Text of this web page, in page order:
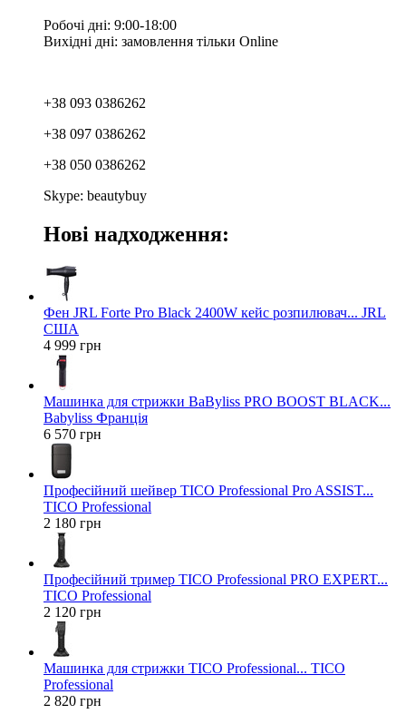
Робочі дні: 9:00-18:00
Вихідні дні: замовлення тільки Online
+38 093 0386262
+38 097 0386262
+38 050 0386262
Skype: beautybuy
Нові надходження:
Фен JRL Forte Pro Black 2400W кейс розпилювач... JRL
США
4 999 грн
Машинка для стрижки BaByliss PRO BOOST BLACK...
Babyliss Франція
6 570 грн
Професійний шейвер TICO Professional Pro ASSIST...
TICO Professional
2 180 грн
Професійний тример TICO Professional PRO EXPERT...
TICO Professional
2 120 грн
Машинка для стрижки TICO Professional... TICO
Professional
2 820 грн